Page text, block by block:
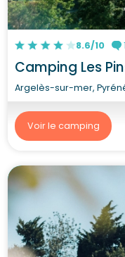
8.6/10
Camping Les
Argelès-sur-mer,
Voir le camping